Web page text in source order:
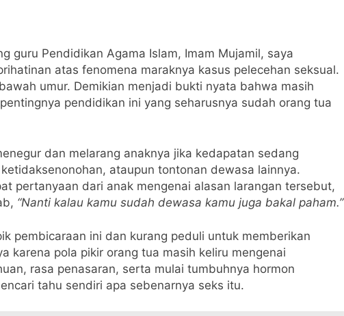
guru Pendidikan Agama Islam, Imam Mujamil, saya
atas fenomena maraknya kasus pelecehan seksual.
umur. Demikian menjadi bukti nyata bahwa masih
pendidikan ini yang seharusnya sudah orang tua
dan melarang anaknya jika kedapatan sedang
ataupun tontonan dewasa lainnya.
pertanyaan dari anak mengenai alasan larangan tersebut,
“Nanti kalau kamu sudah dewasa kamu juga bakal paham.”
pembicaraan ini dan kurang peduli untuk memberikan
karena pola pikir orang tua masih keliru mengenai
rasa penasaran, serta mulai tumbuhnya hormon
tahu sendiri apa sebenarnya seks itu.